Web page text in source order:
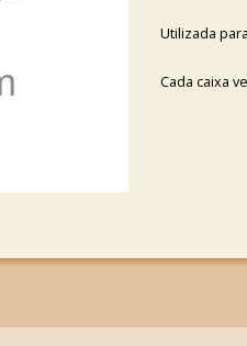
Utilizada
Cada caixa